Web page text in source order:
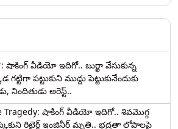
షాకింగ్ వీడియో ఇదిగో.. బుర్ఖా వేసుకున్న
పట్టుకుని ముద్దు పెట్టుకునేందుకు
నిందితుడు అరెస్ట్..
Tragedy: షాకింగ్ వీడియో ఇదిగో.. శివమొగ్గ
రిటైర్డ్ ఇంజినీర్ మృతి.. భద్రతా లోపాలపై